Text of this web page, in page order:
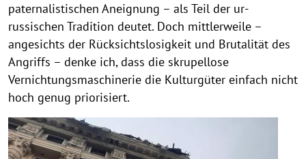
paternalistischen Aneignung – als Teil der ur-
russischen Tradition deutet. Doch mittlerweile –
angesichts der Rücksichtslosigkeit und Brutalität des
Angriffs – denke ich, dass die skrupellose
Vernichtungsmaschinerie die Kulturgüter einfach nicht
hoch genug priorisiert.